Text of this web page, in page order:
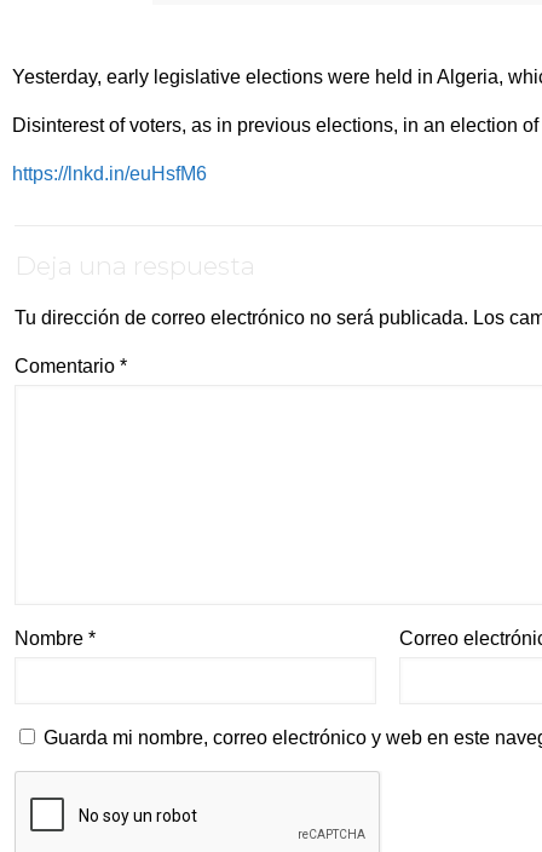
Yesterday, early legislative elections were held in Algeria,
Disinterest of voters, as in previous elections, in an election
https://lnkd.in/euHsfM6
Deja una respuesta
Tu dirección de correo electrónico no será publicada. Los
Comentario *
Nombre * Correo
Guarda mi nombre, correo electrónico y web en este